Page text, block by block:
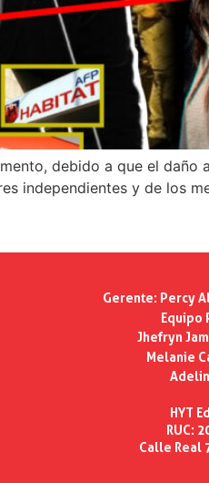
debido a que el
independientes y de los
Gerente: Percy
Equipo
Jhefryn
Melanie
HYT
RUC:
Calle Real